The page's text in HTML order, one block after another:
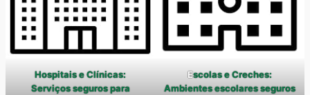
Hospitais e Clínicas:
Serviços seguros para
Escolas e Creches:
Ambientes escolares seguros